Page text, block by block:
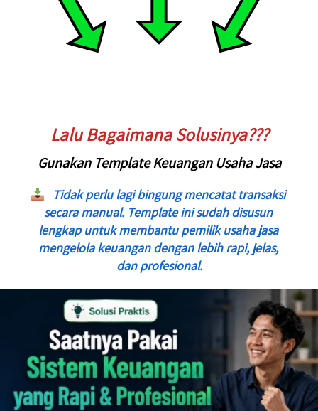
Lalu Bagaimana Solusinya???
Gunakan Template Keuangan Usaha Jasa
Tidak perlu lagi bingung mencatat transaksi
secara manual. Template ini sudah disusun
lengkap untuk membantu pemilik usaha jasa
mengelola keuangan dengan lebih rapi, jelas,
dan profesional.